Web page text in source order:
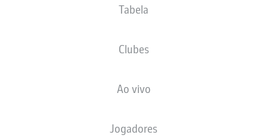
Tabela
Clubes
Ao vivo
Jogadores
25.04.2003